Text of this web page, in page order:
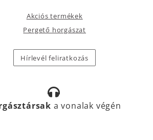
Akciós termékek
Pergető horgászat
Hírlevél feliratkozás
a vonalak végén